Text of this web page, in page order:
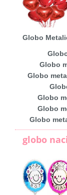
Globo
Globo
Globo
Globo
Globo
Globo
globo